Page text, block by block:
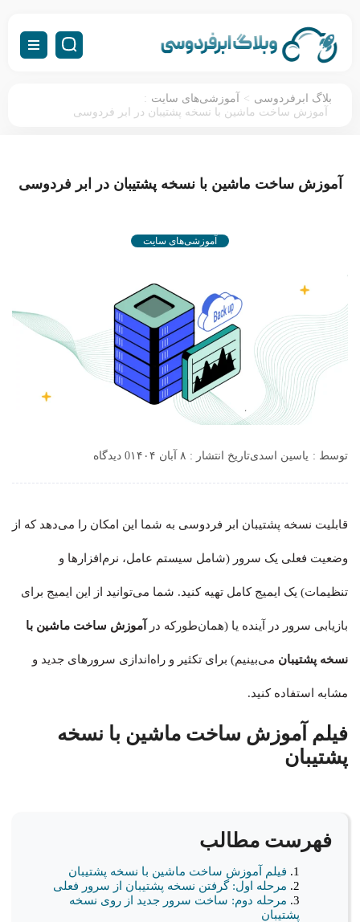
بلاگ ابرفردوسی > آموزشی‌های سایت :
آموزش ساخت ماشین با نسخه پشتیبان در ابر فردوسی
آموزش ساخت ماشین با نسخه پشتیبان در ابر فردوسی
آموزشی‌های سایت
توسط : یاسین اسدیتاریخ انتشار : ۸ آبان ۱۴۰۴ 0 دیدگاه
قابلیت نسخه پشتیبان ابر فردوسی به شما این امکان را می‌دهد که از
وضعیت فعلی یک سرور (شامل سیستم عامل، نرم‌افزارها و
تنظیمات) یک ایمیج کامل تهیه کنید. شما می‌توانید از این ایمیج برای
بازیابی سرور در آینده یا (همان‌طورکه در آموزش ساخت ماشین با
نسخه پشتیبان می‌بینیم) برای تکثیر و راه‌اندازی سرورهای جدید و
مشابه استفاده کنید.
فیلم آموزش ساخت ماشین با نسخه
پشتیبان
فهرست مطالب
فیلم آموزش ساخت ماشین با نسخه پشتیبان
مرحله اول: گرفتن نسخه پشتیبان از سرور فعلی
مرحله دوم: ساخت سرور جدید از روی نسخه
پشتیبان